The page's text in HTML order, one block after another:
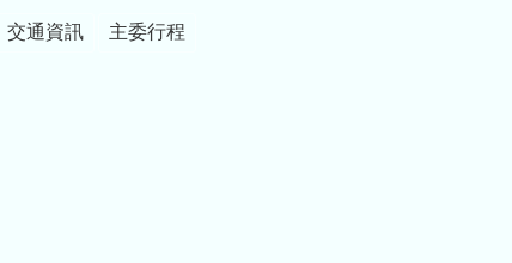
交通資訊 主委行程